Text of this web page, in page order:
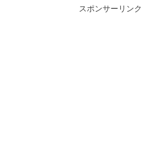
スポンサーリンク